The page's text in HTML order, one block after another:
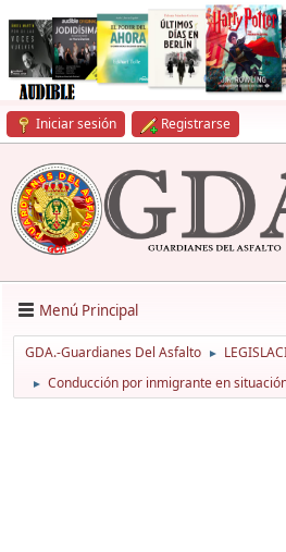
Iniciar sesión Registrarse
Menú Principal
GDA.-Guardianes Del Asfalto ►
► Conducción por inmigrante en